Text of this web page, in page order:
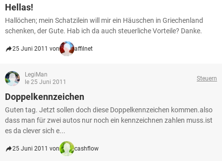
Hellas!
Hallöchen; mein Schatzilein will mir ein Häuschen in Griechenland
schenken, der Gute. Hab ich da auch steuerliche Vorteile? Danke.
25 Juni 2011 von affilnet
LegiMan
le 25 Juni 2011
Steuern
Doppelkennzeichen
Guten tag. Jetzt sollen doch diese Doppelkennzeichen kommen.also
dass man für zwei autos nur noch ein kennzeichnen zahlen muss.ist
es da clever sich e...
25 Juni 2011 von cashflow